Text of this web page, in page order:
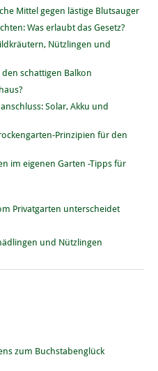
Mittel gegen lästige Blutsauger
Was erlaubt das Gesetz?
Nützlingen und
schattigen Balkon
Solar, Akku und
Prinzipien für den
im eigenen Garten -Tipps für
Privatgarten unterscheidet
und Nützlingen
zum Buchstabenglück